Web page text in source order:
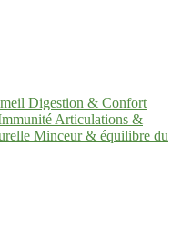
Digestion & Confort
Articulations &
Minceur & équilibre du